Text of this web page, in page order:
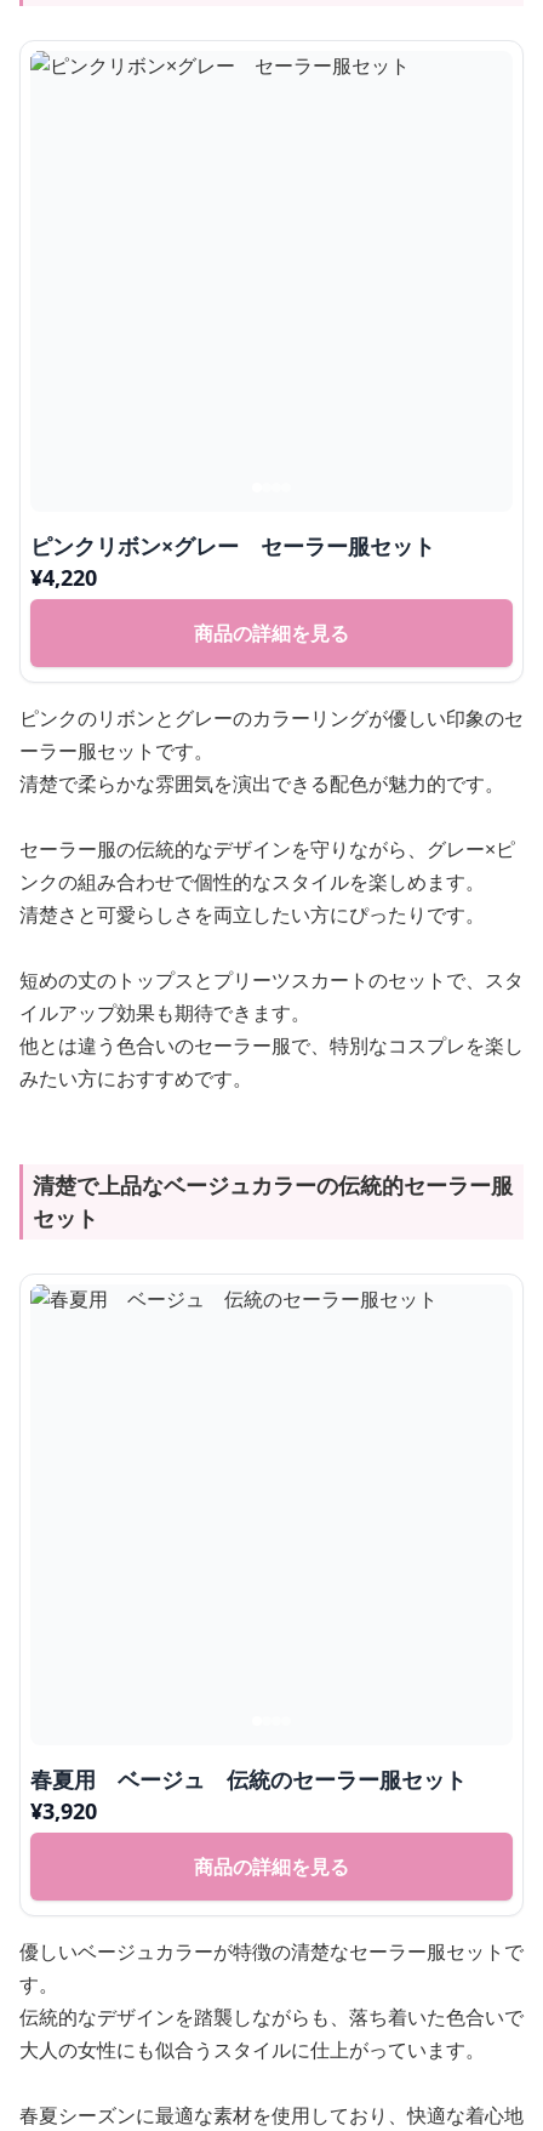
ピンクリボン×グレー セーラー服セット
¥4,220
商品の詳細を見る
ピンクのリボンとグレーのカラーリングが優しい印象のセ
ーラー服セットです。
清楚で柔らかな雰囲気を演出できる配色が魅力的です。
セーラー服の伝統的なデザインを守りながら、グレー×ピ
ンクの組み合わせで個性的なスタイルを楽しめます。
清楚さと可愛らしさを両立したい方にぴったりです。
短めの丈のトップスとプリーツスカートのセットで、スタ
イルアップ効果も期待できます。
他とは違う色合いのセーラー服で、特別なコスプレを楽し
みたい方におすすめです。
清楚で上品なベージュカラーの伝統的セーラー服
セット
春夏用 ベージュ 伝統のセーラー服セット
¥3,920
商品の詳細を見る
優しいベージュカラーが特徴の清楚なセーラー服セットで
す。
伝統的なデザインを踏襲しながらも、落ち着いた色合いで
大人の女性にも似合うスタイルに仕上がっています。
春夏シーズンに最適な素材を使用しており、快適な着心地